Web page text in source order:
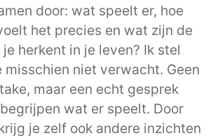
door: wat speelt er, hoe
het precies en wat zijn de
herkent in je leven? Ik stel
misschien niet verwacht. Geen
maar een echt gesprek
wat er speelt. Door
je zelf ook andere inzichten